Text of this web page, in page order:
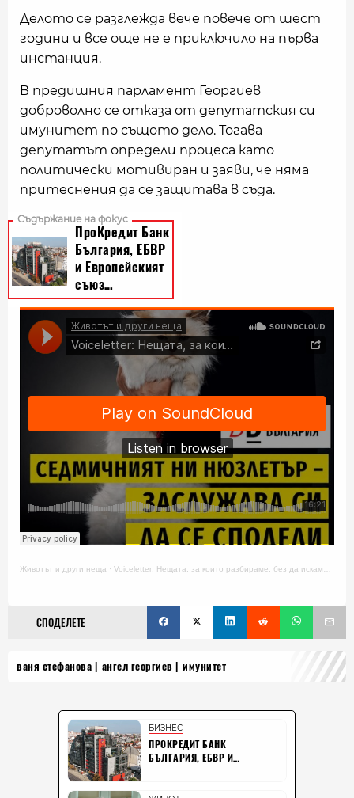
Делото се разглежда вече повече от шест
години и все още не е приключило на първа
инстанция.
В предишния парламент Георгиев
доброволно се отказа от депутатския си
имунитет по същото дело. Тогава
депутатът определи процеса като
политически мотивиран и заяви, че няма
притеснения да се защитава в съда.
Животът и други неща · Voiceletter: Нещата, за които разбираме, без да искаме, Епизод 18
СПОДЕЛЕТЕ
ваня стефанова ангел георгиев имунитет